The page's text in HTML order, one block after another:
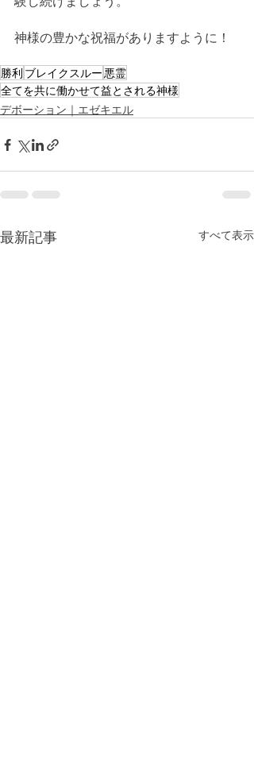
神様の豊かな祝福がありますように！
勝利 ブレイクスルー悪霊
全てを共に働かせて益とされる神様
デボーション｜エゼキエル
最新記事 すべて表示